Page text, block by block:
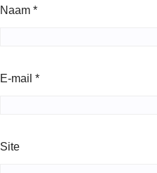
Naam *
E-mail *
Site